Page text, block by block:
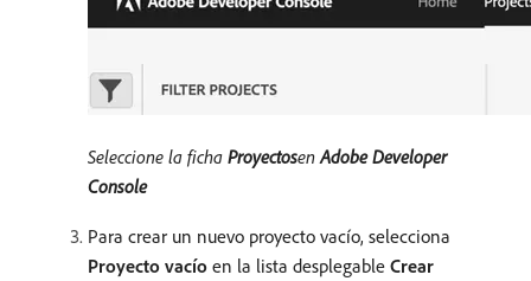
Seleccione la ficha Proyectos​enAdobe Developer
Console
Para crear un nuevo proyecto vacío, selecciona
Proyecto vacío en la lista desplegable Crear